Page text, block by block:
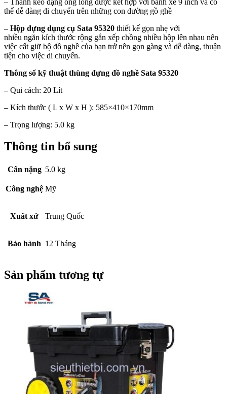
– Thanh kéo dạng ống lồng được kết hợp với bánh xe 9 inch và có
thể dễ dàng di chuyển trên những con đường gồ ghề
– Hộp đựng dụng cụ Sata 95320 thiết kế gọn nhẹ với
nhiều ngăn kích thước rộng gắn xếp chồng nhiều hộp lên nhau nên
việc cất giữ bộ đồ nghề của bạn trở nên gọn gàng và dễ dàng, thuận
tiện cho việc di chuyển.
Thông số kỹ thuật thùng đựng đồ nghề Sata 95320
– Qui cách: 20 Lít
– Kích thước ( L x W x H ): 585×410×170mm
– Trọng lượng: 5.0 kg
Thông tin bổ sung
Cân nặng 5.0 kg
Công nghệ Mỹ
Xuất xứ Trung Quốc
Bảo hành 12 Tháng
Sản phẩm tương tự